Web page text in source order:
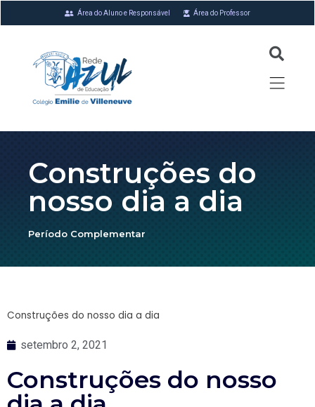
Área do Aluno e Responsável Área do Professor
Construções do
nosso dia a dia
Período Complementar
Construções do nosso dia a dia
setembro 2, 2021
Construções do nosso